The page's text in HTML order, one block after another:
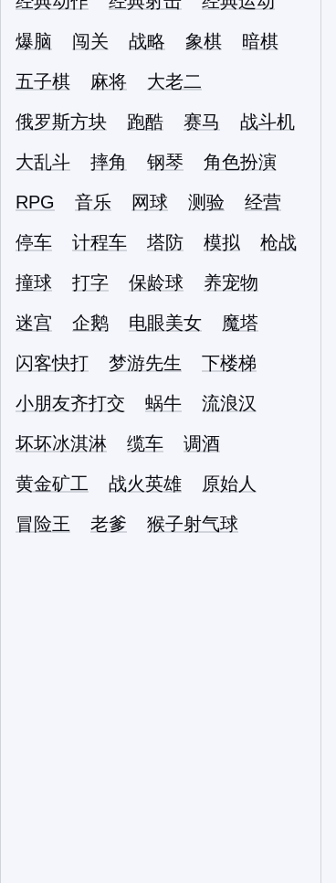
爆脑
闯关 战略 象棋
暗棋
五子棋
麻将
大老二
俄罗斯方块
跑酷 赛马
战斗机
大乱斗
摔角 钢琴
角色扮演
RPG
音乐 网球 测验
经营
停车
计程车 塔防 模拟
枪战
撞球
打字 保龄球
养宠物
迷宫
企鹅 电眼美女
魔塔
闪客快打
梦游先生
下楼梯
小朋友齐打交
蜗牛
流浪汉
坏坏冰淇淋
缆车
调酒
黄金矿工
战火英雄
原始人
冒险王
老爹 猴子射气球